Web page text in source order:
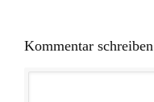
Kommentar schreiben